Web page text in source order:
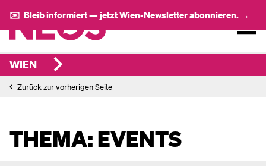
✉️ Bleib informiert — jetzt Wien-Newsletter abonnieren. →
WIEN
Zurück zur vorherigen Seite
THEMA: EVENTS